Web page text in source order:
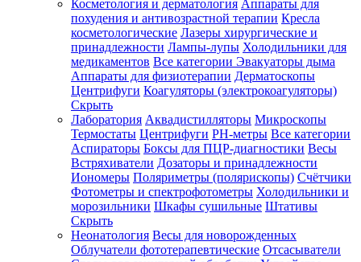
Косметология и дерматология Аппараты для
похудения и антивозрастной терапии Кресла
косметологические Лазеры хирургические и
принадлежности Лампы-лупы Холодильники для
медикаментов Все категории Эвакуаторы дыма
Аппараты для физиотерапии Дерматоскопы
Центрифуги Коагуляторы (электрокоагуляторы)
Скрыть
Лаборатория Аквадистилляторы Микроскопы
Термостаты Центрифуги PH-метры Все категории
Аспираторы Боксы для ПЦР-диагностики Весы
Встряхиватели Дозаторы и принадлежности
Иономеры Поляриметры (полярископы) Счётчики
Фотометры и спектрофотометры Холодильники и
морозильники Шкафы сушильные Штативы
Скрыть
Неонатология Весы для новорожденных
Облучатели фототерапевтические Отсасыватели